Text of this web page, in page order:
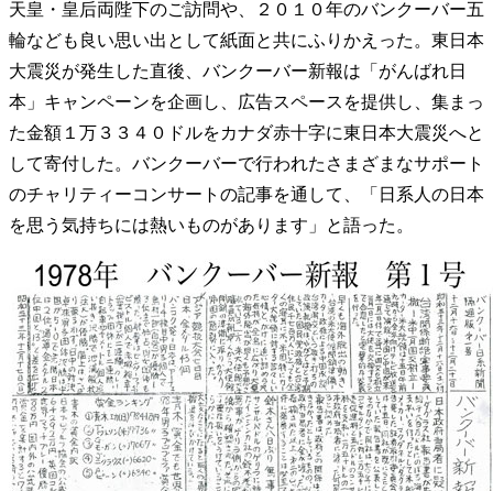
天皇・皇后両陛下のご訪問や、２０１０年のバンクーバー五
輪なども良い思い出として紙面と共にふりかえった。東日本
大震災が発生した直後、バンクーバー新報は「がんばれ日
本」キャンペーンを企画し、広告スペースを提供し、集まっ
た金額１万３３４０ドルをカナダ赤十字に東日本大震災へと
して寄付した。バンクーバーで行われたさまざまなサポート
のチャリティーコンサートの記事を通して、「日系人の日本
を思う気持ちには熱いものがあります」と語った。